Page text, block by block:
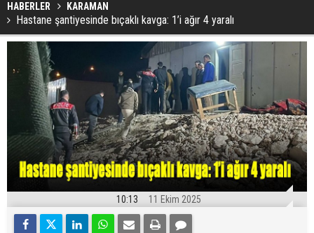
HABERLER KARAMAN
Hastane şantiyesinde bıçaklı kavga: 1’i ağır 4 yaralı
10:13 11 Ekim 2025